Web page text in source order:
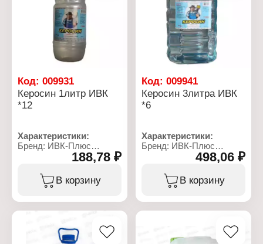
Код: 009931
Керосин 1литр ИВК
*12
Характеристики:
Бренд: ИВК-Плюс
Тип товара: Керосин
188,78 ₽
В корзину
Код:009941
Керосин 3литра ИВК
*6
Характеристики:
Бренд: ИВК-Плюс
Тип товара: Керосин
498,06 ₽
В корзину